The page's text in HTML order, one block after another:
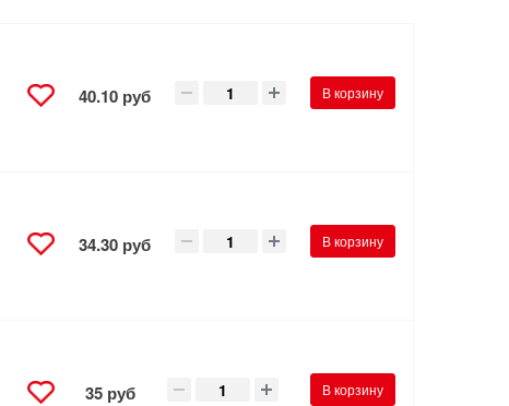
40.10 руб В корзину
34.30 руб В корзину
35 руб В корзину